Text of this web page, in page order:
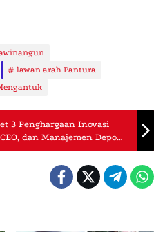
lawan arah Pantura
3 Penghargaan Inovasi
dan Manajemen Depo